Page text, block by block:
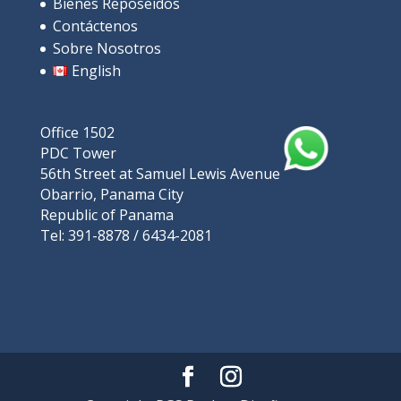
En Venta: ¡Lujoso apartamento con vista
al mar en Playa Blanca!
$205,000
2hab 2baños
Playa Blanca, Rio Hato, പനാമ
Contáctenos
Sobre Nosotros
English
Office 1502
PDC Tower
56th Street at Samuel Lewis Avenue
Obarrio, Panama City
Republic of Panama
Tel: 391-8878 / 6434-2081